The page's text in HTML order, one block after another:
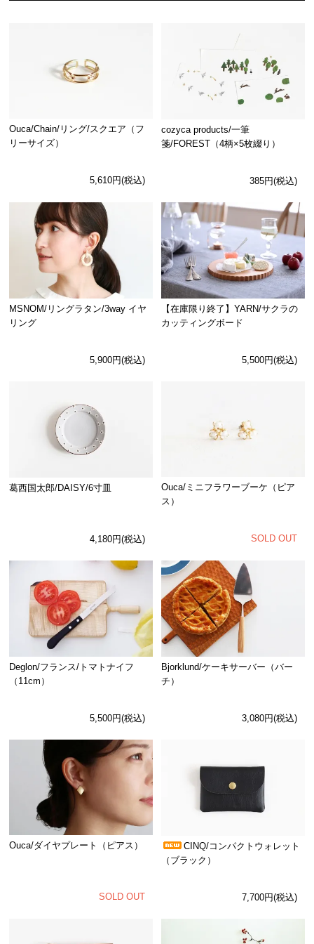
Ouca/Chain/リング/スクエア（フ
リーサイズ）
5,610円(税込)
cozyca products/一筆
箋/FOREST（4柄×5枚綴り）
385円(税込)
MSNOM/リングラタン/3way イヤ
リング
5,900円(税込)
【在庫限り終了】YARN/サクラの
カッティングボード
5,500円(税込)
葛西国太郎/DAISY/6寸皿
4,180円(税込)
Ouca/ミニフラワーブーケ（ピア
ス）
SOLD OUT
Deglon/フランス/トマトナイフ
（11cm）
5,500円(税込)
Bjorklund/ケーキサーバー（バー
チ）
3,080円(税込)
Ouca/ダイヤプレート（ピアス）
SOLD OUT
CINQ/コンパクトウォレット
（ブラック）
7,700円(税込)